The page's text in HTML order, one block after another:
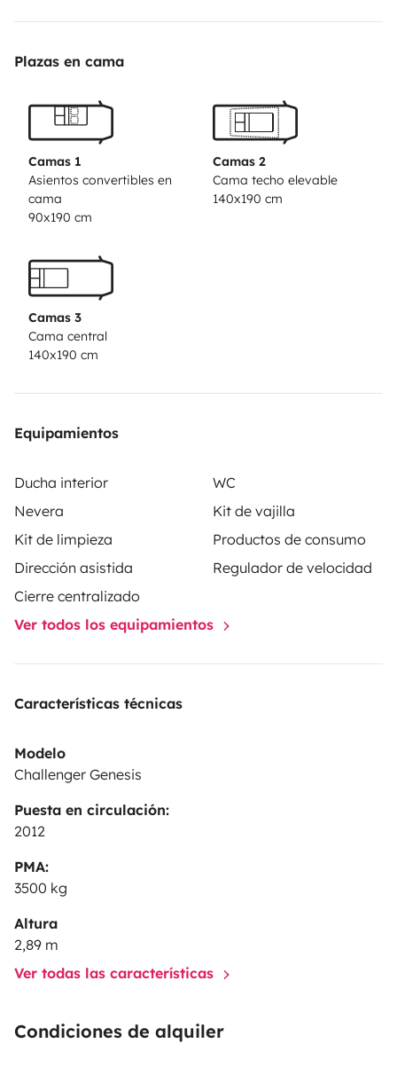
Plazas en cama
Camas 1
Asientos convertibles en
cama
90x190 cm
Camas 2
Cama techo elevable
140x190 cm
Camas 3
Cama central
140x190 cm
Equipamientos
Ducha interior
WC
Nevera
Kit de vajilla
Kit de limpieza
Productos de consumo
Dirección asistida
Regulador de velocidad
Cierre centralizado
Ver todos los equipamientos
Características técnicas
Modelo
Challenger Genesis
Puesta en circulación:
2012
PMA:
3500 kg
Altura
2,89 m
Ver todas las características
Condiciones de alquiler